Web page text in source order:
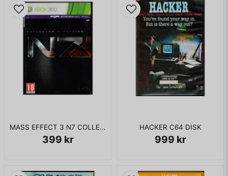
MASS EFFECT 3 N7 COLLECTORS EDITION XBOX 360
399 kr
HACKER C64 DISK
999 kr